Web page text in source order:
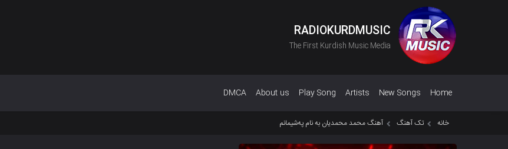
RADIOKURDMUSIC
The First Kurdish Music Media
Home
New Songs
Artists
Play Song
About us
DMCA
خانه تک آهنگ آهنگ محمد محمدیان به نام پەشیمانم